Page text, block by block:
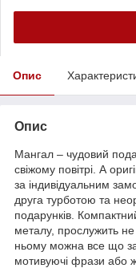
Опис
Опис
Мангал – чудовий
свіжому повітрі. А
за індивідуальним
друга турботою та
подарунків.
металу, прослужить
ньому можна все що
мотивуючі фрази або